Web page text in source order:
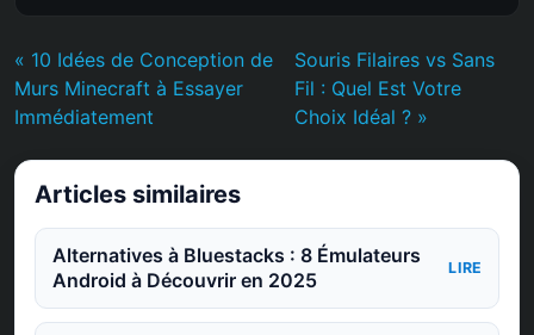
« 10 Idées de Conception de
Murs Minecraft à Essayer
Immédiatement
Souris Filaires vs Sans
Fil : Quel Est Votre
Choix Idéal ? »
Articles similaires
Alternatives à Bluestacks : 8 Émulateurs
Android à Découvrir en 2025
LIRE